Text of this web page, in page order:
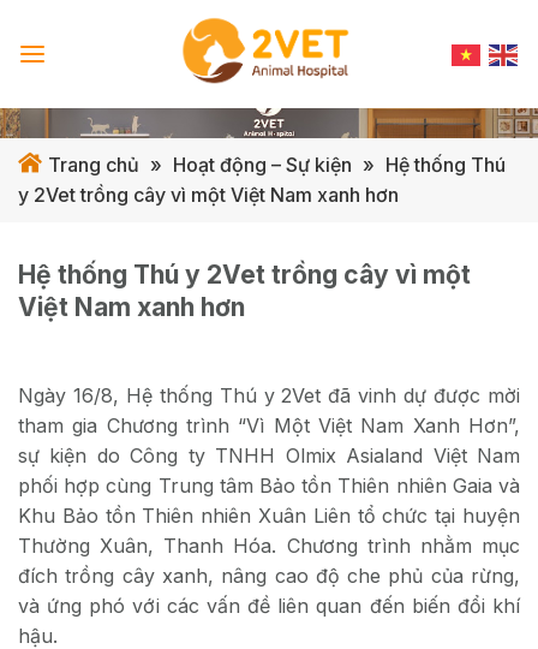
Trang chủ » Hoạt động – Sự kiện » Hệ thống Thú
y 2Vet trồng cây vì một Việt Nam xanh hơn
Hệ thống Thú y 2Vet trồng cây vì một
Việt Nam xanh hơn
Ngày 16/8, Hệ thống Thú y 2Vet đã vinh dự được mời
tham gia Chương trình “Vì Một Việt Nam Xanh Hơn”,
sự kiện do Công ty TNHH Olmix Asialand Việt Nam
phối hợp cùng Trung tâm Bảo tồn Thiên nhiên Gaia và
Khu Bảo tồn Thiên nhiên Xuân Liên tổ chức tại huyện
Thường Xuân, Thanh Hóa. Chương trình nhằm mục
đích trồng cây xanh, nâng cao độ che phủ của rừng,
và ứng phó với các vấn đề liên quan đến biến đổi khí
hậu.